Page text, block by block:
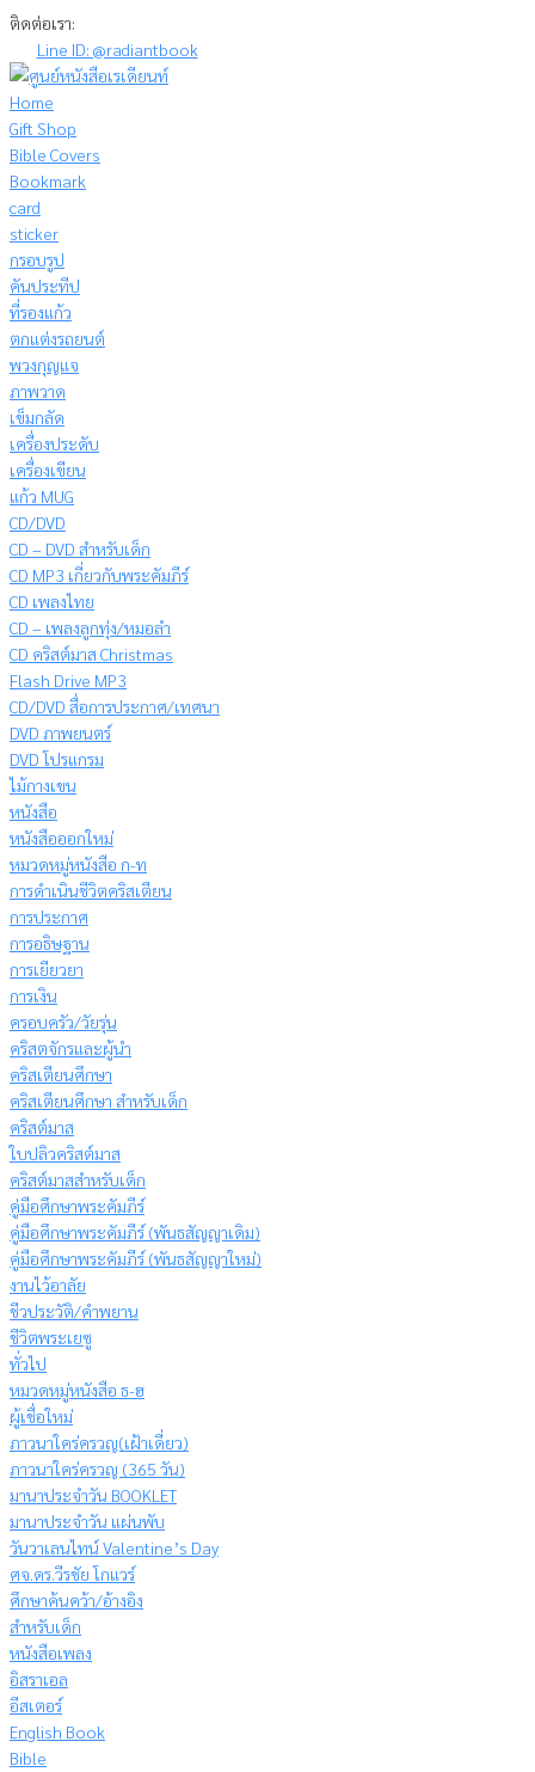
Skip
content
ติดต่อเรา:
Line ID: @radiantbook
Home
Gift Shop
Bible Covers
Bookmark
card
sticker
กรอบรูป
คันประทีป
ที่รองแก้ว
ตกแต่งรถยนต์
พวงกุญแจ
ภาพวาด
เข็มกลัด
เครื่องประดับ
เครื่องเขียน
แก้ว MUG
CD/DVD
CD – DVD สำหรับเด็ก
CD MP3 เกี่ยวกับพระคัมภีร์
CD เพลงไทย
CD – เพลงลูกทุ่ง/หมอลำ
CD คริสต์มาส Christmas
Flash Drive MP3
CD/DVD สื่อการประกาศ/เทศนา
DVD ภาพยนตร์
DVD โปรแกรม
ไม้กางเขน
หนังสือ
หนังสือออกใหม่
หมวดหมู่หนังสือ ก-ท
การดำเนินชีวิตคริสเตียน
การประกาศ
การอธิษฐาน
การเยียวยา
การเงิน
ครอบครัว/วัยรุ่น
คริสตจักรและผู้นำ
คริสเตียนศึกษา
คริสเตียนศึกษา สำหรับเด็ก
คริสต์มาส
ใบปลิวคริสต์มาส
คริสต์มาสสำหรับเด็ก
คู่มือศึกษาพระคัมภีร์
คู่มือศึกษาพระคัมภีร์ (พันธสัญญาเดิม)
คู่มือศึกษาพระคัมภีร์ (พันธสัญญาใหม่)
งานไว้อาลัย
ชีวประวัติ/คำพยาน
ชีวิตพระเยซู
ทั่วไป
หมวดหมู่หนังสือ ธ-ฮ
ผู้เชื่อใหม่
ภาวนาใคร่ครวญ(เฝ้าเดี่ยว)
ภาวนาใคร่ครวญ (365 วัน)
มานาประจำวัน BOOKLET
มานาประจำวัน แผ่นพับ
วันวาเลนไทน์ Valentine’s Day
ศจ.ดร.วีรชัย โกแวร์
ศึกษาค้นคว้า/อ้างอิง
สำหรับเด็ก
หนังสือเพลง
อิสราเอล
อีสเตอร์
English Book
Bible